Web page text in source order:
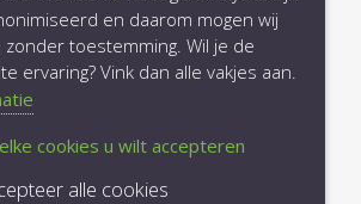
en daarom mogen wij
zonder toestemming. Wil je de
ervaring? Vink dan alle vakjes aan.
cookies u wilt accepteren
alle cookies